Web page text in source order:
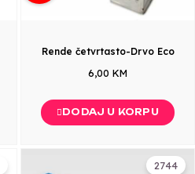
Rende četvrtasto-Drvo Eco
6,00 KM
DODAJ U KORPU
2744